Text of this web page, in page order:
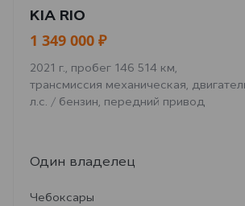
KIA RIO
1 349 000 ₽
2021 г., пробег 146 514 км,
трансмиссия механическая,
л.с. / бензин, передний привод
Один владелец
Чебоксары